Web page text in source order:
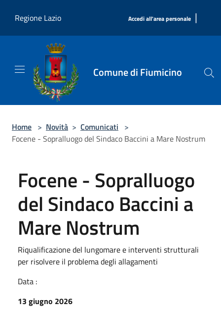
Regione Lazio
Accedi all'area personale |
Comune di Fiumicino
Home > Novità > Comunicati >
Focene - Sopralluogo del Sindaco Baccini a Mare Nostrum
Focene - Sopralluogo
del Sindaco Baccini a
Mare Nostrum
Riqualificazione del lungomare e interventi strutturali
per risolvere il problema degli allagamenti
Data :
13 giugno 2026